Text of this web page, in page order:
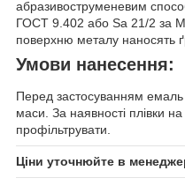
абразивоструменевим
ГОСТ 9.402 або Sa 21/2 за
поверхню металу наносять
Умови нанесення:
Перед застосуванням
маси. За наявності плівки
профільтрувати.
Ціни уточнюйте в